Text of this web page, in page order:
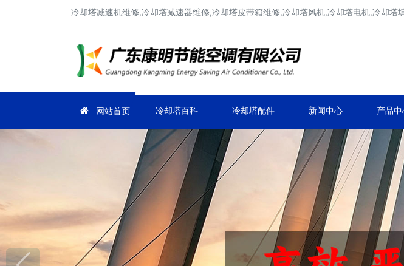
冷却塔减速机维修,冷却塔减速器维修,冷却塔皮带箱维修,冷却塔风机,冷却塔电机,冷却塔
网站首页 冷却塔百科 冷却塔配件 新闻中心 产品中